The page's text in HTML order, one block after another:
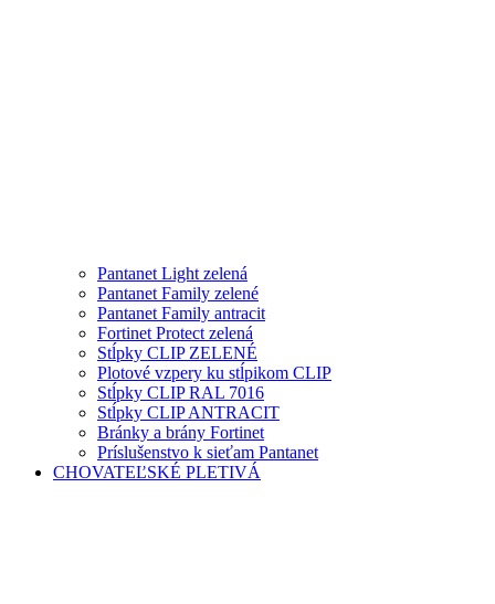
Pantanet Light zelená
Pantanet Family zelené
Pantanet Family antracit
Fortinet Protect zelená
Stĺpky CLIP ZELENÉ
Plotové vzpery ku stĺpikom CLIP
Stĺpky CLIP RAL 7016
Stĺpky CLIP ANTRACIT
Bránky a brány Fortinet
Príslušenstvo k sieťam Pantanet
CHOVATEĽSKÉ PLETIVÁ